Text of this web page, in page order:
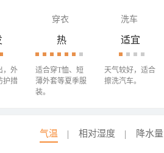
穿衣 洗车
，外
护措
热
适合穿T恤、短
薄外套等夏季服
装。
适宜
天气较好，适合
擦洗汽车。
气温 相对湿度 降水量